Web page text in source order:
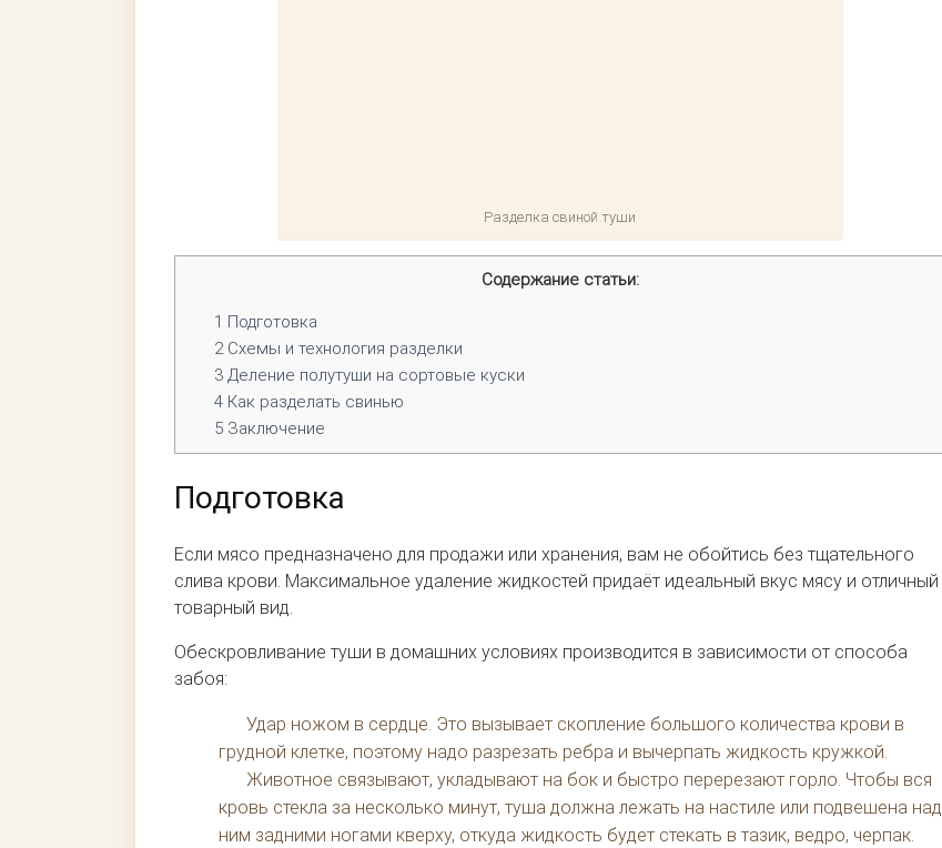
Разделка свиной туши
Содержание статьи:
1 Подготовка
2Схемы и технология разделки
3 Деление полутуши на сортовые куски
4 Как разделать свинью
5 Заключение
Подготовка
Если мясо предназначено для продажи или хранения, вам не обойтись без тщательного
слива крови. Максимальное удаление жидкостей придаёт идеальный вкус мясу и отличный
товарный вид.
Обескровливание туши в домашних условиях производится в зависимости от способа
забоя:
Удар ножом в сердце. Это вызывает скопление большого количества крови в
грудной клетке, поэтому надо разрезать ребра и вычерпать жидкость кружкой.
Животное связывают, укладывают на бок и быстро перерезают горло. Чтобы вся
кровь стекла за несколько минут, туша должна лежать на настиле или подвешена над
ним задними ногами кверху, откуда жидкость будет стекать в тазик, ведро, черпак.